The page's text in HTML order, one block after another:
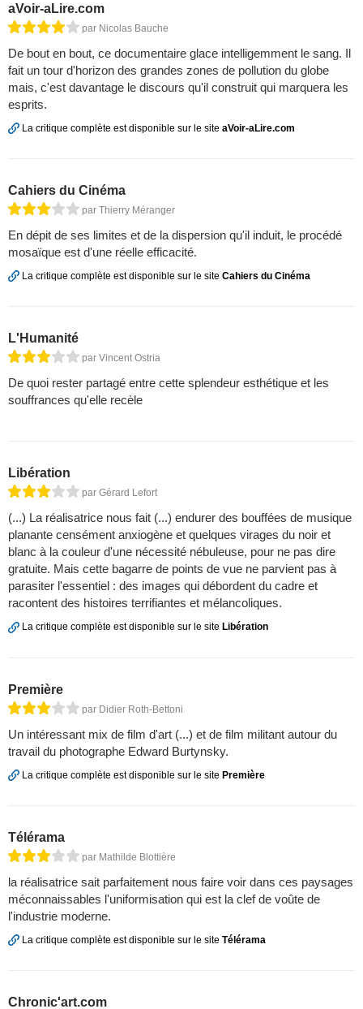
aVoir-aLire.com
par Nicolas Bauche
De bout en bout, ce documentaire glace intelligemment le sang. Il
fait un tour d'horizon des grandes zones de pollution du globe
mais, c'est davantage le discours qu'il construit qui marquera les
esprits.
La critique complète est disponible sur le site aVoir-aLire.com
Cahiers du Cinéma
par Thierry Méranger
En dépit de ses limites et de la dispersion qu'il induit, le procédé
mosaïque est d'une réelle efficacité.
La critique complète est disponible sur le site Cahiers du Cinéma
L'Humanité
par Vincent Ostria
De quoi rester partagé entre cette splendeur esthétique et les
souffrances qu'elle recèle
Libération
par Gérard Lefort
(...) La réalisatrice nous fait (...) endurer des bouffées de musique
planante censément anxiogène et quelques virages du noir et
blanc à la couleur d'une nécessité nébuleuse, pour ne pas dire
gratuite. Mais cette bagarre de points de vue ne parvient pas à
parasiter l'essentiel : des images qui débordent du cadre et
racontent des histoires terrifiantes et mélancoliques.
La critique complète est disponible sur le site Libération
Première
par Didier Roth-Bettoni
Un intéressant mix de film d'art (...) et de film militant autour du
travail du photographe Edward Burtynsky.
La critique complète est disponible sur le site Première
Télérama
par Mathilde Blottière
la réalisatrice sait parfaitement nous faire voir dans ces paysages
méconnaissables l'uniformisation qui est la clef de voûte de
l'industrie moderne.
La critique complète est disponible sur le site Télérama
Chronic'art.com